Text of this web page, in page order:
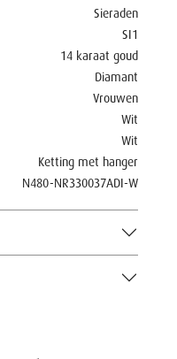
Sieraden
SI1
14 karaat goud
Diamant
Vrouwen
Wit
Wit
Ketting met hanger
N480-NR330037ADI-W